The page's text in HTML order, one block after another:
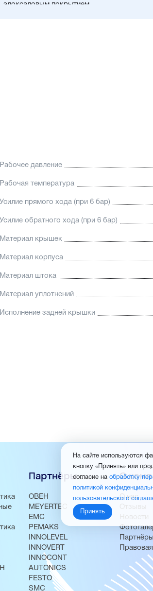
элоксаловым покрытием
Рабочее давление
Рабочая температура
Усилие прямого хода (при 6 бар)
Усилие обратного хода (при 6 бар)
Материал крышек
Материал корпуса
Материал штока
Материал уплотнений
Исполнение задней крышки
Партнёры
ОВЕН
MEYERTEC
EMC
PEMAKS
INNOLEVEL
INNOVERT
INNOCONT
AUTONICS
FESTO
SMC
О
О нас
Отзывы
Новости
Партнёры
На сайте используются
кнопку «Принять» или
согласие на обработку
политикой
пользовательского
Принять